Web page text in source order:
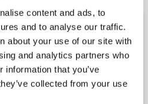
content and ads, to
and to analyse our traffic.
about your use of our site with
and analytics partners who
information that you’ve
collected from your use
corte y prerregulación.
by-pass diferencial regulable
graduada.